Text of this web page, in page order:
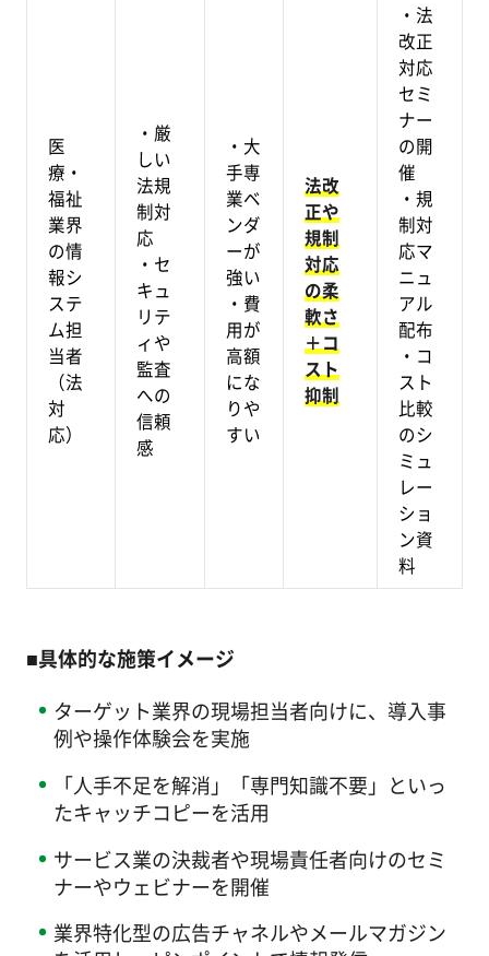
医
療・
福祉
業界
の情
報シ
ステ
ム担
当者
（法
対
応）
・厳
しい
法規
制対
応
・セ
キュ
リテ
ィや
監査
への
信頼
感
・大
手専
業ベ
ンダ
ーが
強い
・費
用が
高額
にな
りや
すい
法改
正や
規制
対応
の柔
軟さ
＋コ
スト
抑制
・法
改正
対応
セミ
ナー
の開
催
・規
制対
応マ
ニュ
アル
配布
・コ
スト
比較
のシ
ミュ
レー
ショ
ン資
料
■具体的な施策イメージ
ターゲット業界の現場担当者向けに、導入事
例や操作体験会を実施
「人手不足を解消」「専門知識不要」といっ
たキャッチコピーを活用
サービス業の決裁者や現場責任者向けのセミ
ナーやウェビナーを開催
業界特化型の広告チャネルやメールマガジン